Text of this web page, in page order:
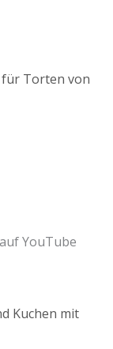
YouTube